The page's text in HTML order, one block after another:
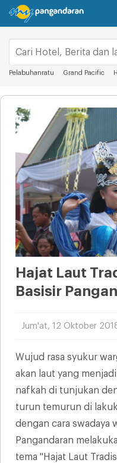
Pelabuhanratu Grand Pacific
Hajat Laut
Basisir
Jum'at, 12 Oktober
Wujud rasa syukur
akan laut yang
nafkah di tunjukan
turun temurun di
dengan cara swadaya
Pangandaran
tema "Hajat Laut